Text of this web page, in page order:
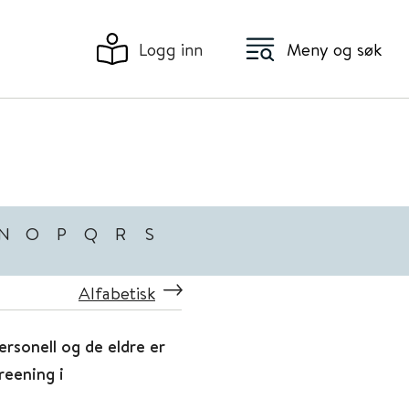
Logg inn Meny og søk
O P Q R S
Alfabetisk
og de eldre er
i